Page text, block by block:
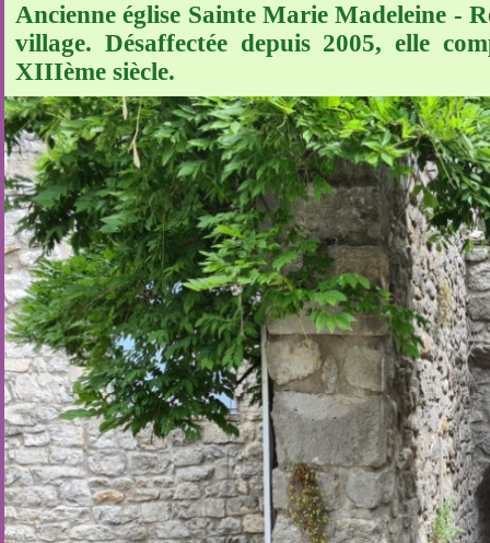
Ancienne église Sainte Marie Madeleine -
village. Désaffectée depuis 2005, elle
XIIIème siècle.